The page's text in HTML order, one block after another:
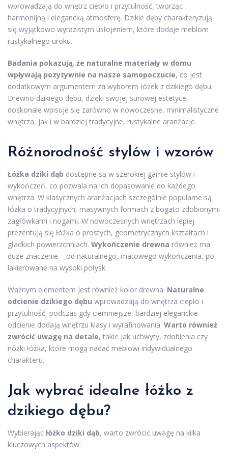
wprowadzają do wnętrz ciepło i przytulność, tworząc
harmonijną i elegancką atmosferę. Dzikie dęby charakteryzują
się wyjątkowo wyrazistym usłojeniem, które dodaje meblom
rustykalnego uroku.
Badania pokazują, że naturalne materiały w domu
wpływają pozytywnie na nasze samopoczucie, co jest
dodatkowym argumentem za wyborem łóżek z dzikiego dębu.
Drewno dzikiego dębu, dzięki swojej surowej estetyce,
doskonale wpisuje się zarówno w nowoczesne, minimalistyczne
wnętrza, jak i w bardziej tradycyjne, rustykalne aranżacje.
Różnorodność stylów i wzorów
Łóżka dziki dąb dostępne są w szerokiej gamie stylów i
wykończeń, co pozwala na ich dopasowanie do każdego
wnętrza. W klasycznych aranżacjach szczególnie popularne są
łóżka o tradycyjnych, masywnych formach z bogato zdobionymi
zagłówkami i nogami. W nowoczesnych wnętrzach lepiej
prezentują się łóżka o prostych, geometrycznych kształtach i
gładkich powierzchniach. Wykończenie drewna również ma
duże znaczenie – od naturalnego, matowego wykończenia, po
lakierowane na wysoki połysk.
Ważnym elementem jest również kolor drewna. Naturalne
odcienie dzikiego dębu wprowadzają do wnętrza ciepło i
przytulność, podczas gdy ciemniejsze, bardziej eleganckie
odcienie dodają wnętrzu klasy i wyrafinowania. Warto również
zwrócić uwagę na detale, takie jak uchwyty, zdobienia czy
nóżki łóżka, które mogą nadać meblowi indywidualnego
charakteru.
Jak wybrać idealne łóżko z
dzikiego dębu?
Wybierając łóżko dziki dąb, warto zwrócić uwagę na kilka
kluczowych aspektów: